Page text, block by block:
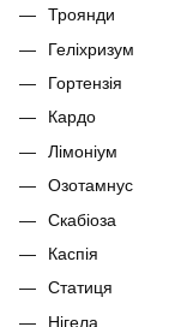
Троянди
Геліхризум
Гортензія
Кардо
Лімоніум
Озотамнус
Скабіоза
Каспія
Статиця
Нігела